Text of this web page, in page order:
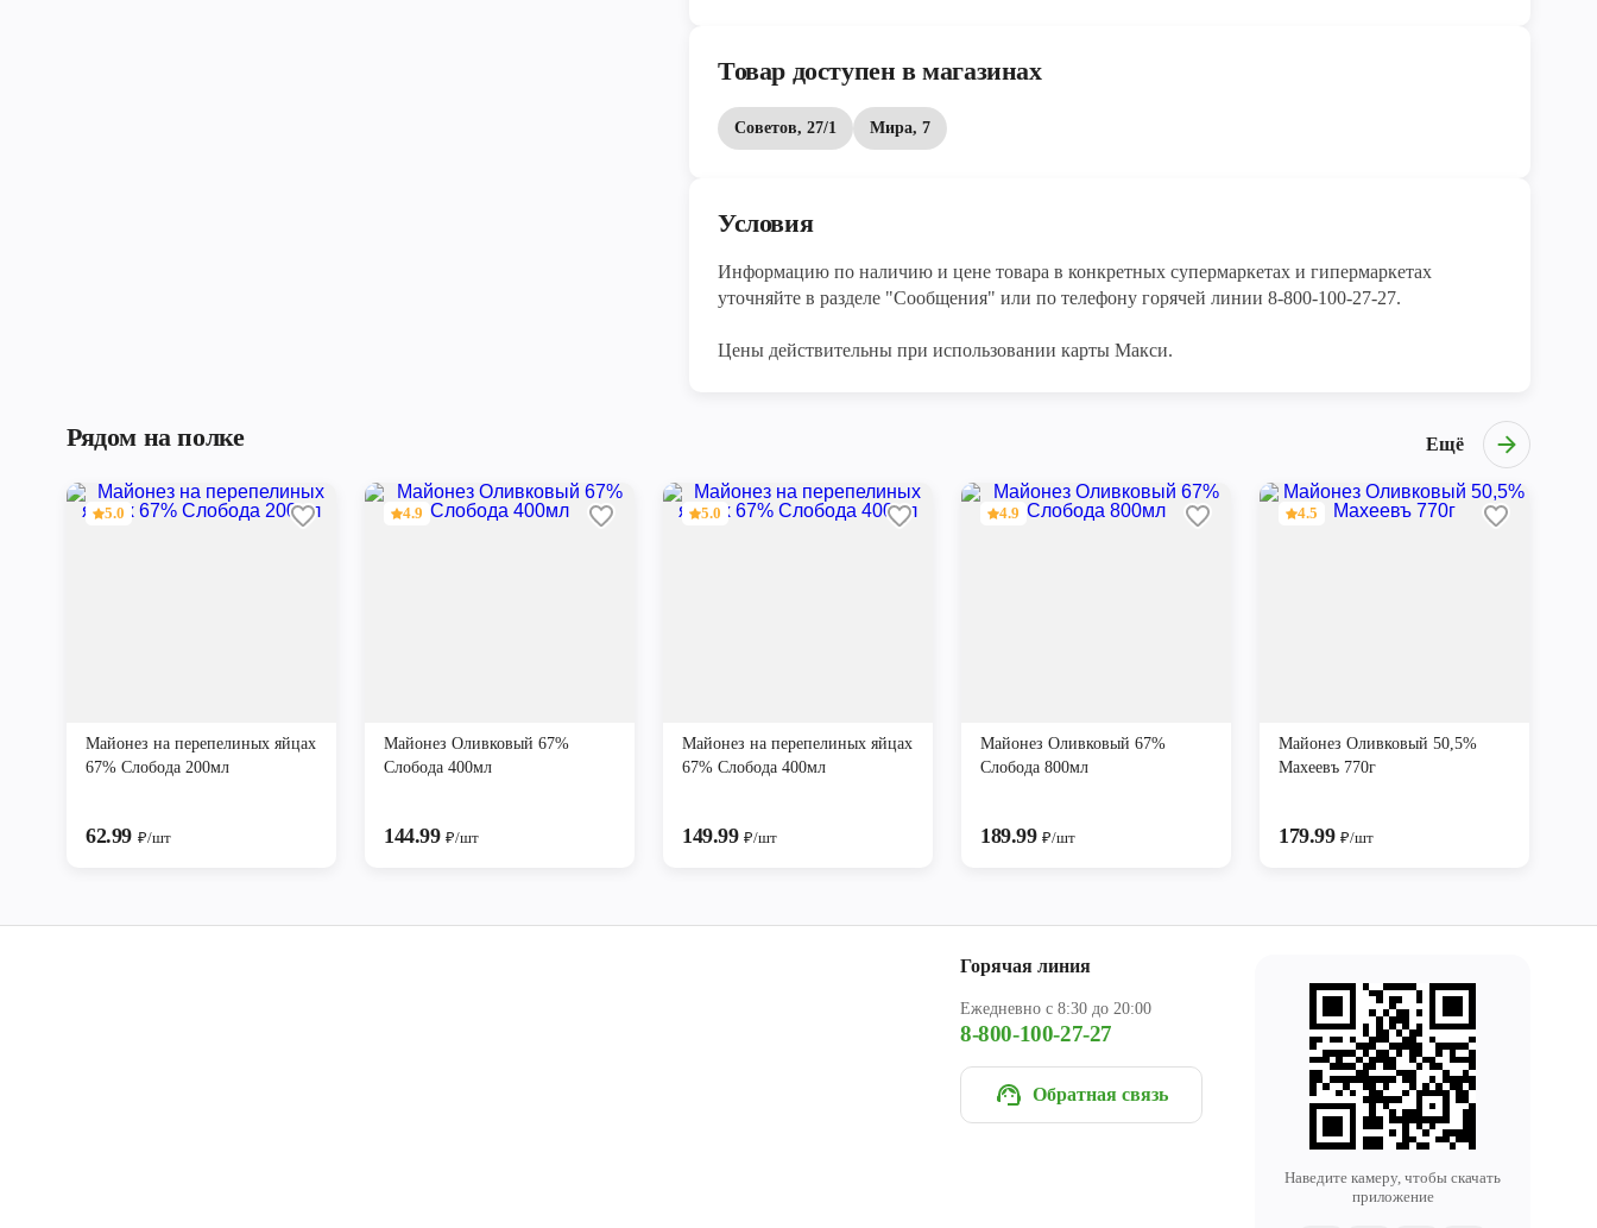
Товар доступен в магазинах
Советов, 27/1 Мира, 7
Условия
Информацию по наличию и цене товара в конкретных супермаркетах и гипермаркетах
уточняйте в разделе "Сообщения" или по телефону горячей линии 8-800-100-27-27.
Цены действительны при использовании карты Макси.
Рядом на полке Ещё
5.0
Майонез на перепелиных яйцах
67% Слобода 200мл
62.99 ₽/шт
4.9
Майонез Оливковый 67%
Слобода 400мл
144.99₽/шт
5.0
Майонез на перепелиных яйцах
67% Слобода 400мл
149.99₽/шт
4.9
Майонез Оливковый 67%
Слобода 800мл
189.99₽/шт
4.5
Майонез Оливковый 50,5%
Махеевъ 770г
179.99₽/шт
Горячая линия
Ежедневно с 8:30 до 20:00
8-800-100-27-27
Обратная связь
Наведите камеру, чтобы скачать
приложение